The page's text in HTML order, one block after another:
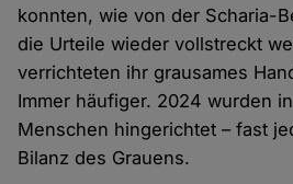
konnten, wie von der Scharia-
die Urteile wieder vollstreckt
verrichteten ihr grausames
Immer häufiger. 2024 wurden
Menschen hingerichtet – fast
Bilanz des Grauens.